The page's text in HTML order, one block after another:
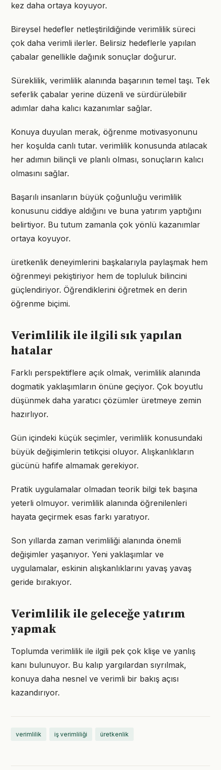
kez daha ortaya koyuyor.
Bireysel hedefler netleştirildiğinde verimlilik süreci
çok daha verimli ilerler. Belirsiz hedeflerle yapılan
çabalar genellikle dağınık sonuçlar doğurur.
Süreklilik, verimlilik alanında başarının temel taşı. Tek
seferlik çabalar yerine düzenli ve sürdürülebilir
adımlar daha kalıcı kazanımlar sağlar.
Konuya duyulan merak, öğrenme motivasyonunu
her koşulda canlı tutar. verimlilik konusunda atılacak
her adımın bilinçli ve planlı olması, sonuçların kalıcı
olmasını sağlar.
Başarılı insanların büyük çoğunluğu verimlilik
konusunu ciddiye aldığını ve buna yatırım yaptığını
belirtiyor. Bu tutum zamanla çok yönlü kazanımlar
ortaya koyuyor.
üretkenlik deneyimlerini başkalarıyla paylaşmak hem
öğrenmeyi pekiştiriyor hem de topluluk bilincini
güçlendiriyor. Öğrendiklerini öğretmek en derin
öğrenme biçimi.
Verimlilik ile ilgili sık yapılan
hatalar
Farklı perspektiflere açık olmak, verimlilik alanında
dogmatik yaklaşımların önüne geçiyor. Çok boyutlu
düşünmek daha yaratıcı çözümler üretmeye zemin
hazırlıyor.
Gün içindeki küçük seçimler, verimlilik konusundaki
büyük değişimlerin tetikçisi oluyor. Alışkanlıkların
gücünü hafife almamak gerekiyor.
Pratik uygulamalar olmadan teorik bilgi tek başına
yeterli olmuyor. verimlilik alanında öğrenilenleri
hayata geçirmek esas farkı yaratıyor.
Son yıllarda zaman verimliliği alanında önemli
değişimler yaşanıyor. Yeni yaklaşımlar ve
uygulamalar, eskinin alışkanlıklarını yavaş yavaş
geride bırakıyor.
Verimlilik ile geleceğe yatırım
yapmak
Toplumda verimlilik ile ilgili pek çok klişe ve yanlış
kanı bulunuyor. Bu kalıp yargılardan sıyrılmak,
konuya daha nesnel ve verimli bir bakış açısı
kazandırıyor.
verimlilik iş verimliliği üretkenlik